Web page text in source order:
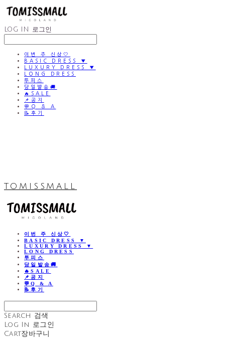
LOG IN 로그인
이번 주 신상🤍
BASIC DRESS ▼
LUXURY DRESS ▼
LONG DRESS
투피스
당일발송🚚
🔥SALE
📌공지
💬Q & A
📝후기
TOMISSMALL
이번 주 신상🤍
BASIC DRESS ▼
LUXURY DRESS ▼
LONG DRESS
투피스
당일발송🚚
🔥SALE
📌공지
💬Q & A
📝후기
Search 검색
Log In 로그인
Cart장바구니